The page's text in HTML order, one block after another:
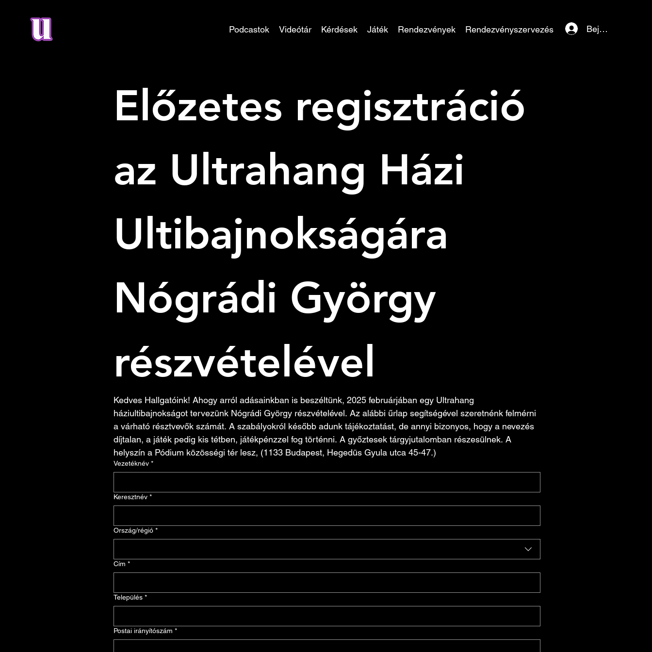
Podcastok Videótár Kérdések Játék Rendezvények Rendezvényszervezés Bejelentkezés
Előzetes regisztráció
az Ultrahang Házi
Ultibajnokságára
Nógrádi György
részvételével
Kedves Hallgatóink! Ahogy arról adásainkban is beszéltünk, 2025 februárjában egy Ultrahang
háziultibajnokságot tervezünk Nógrádi György részvételével. Az alábbi űrlap segítségével szeretnénk felmérni
a várható résztvevők számát. A szabályokról később adunk tájékoztatást, de annyi bizonyos, hogy a nevezés
díjtalan, a játék pedig kis tétben, játékpénzzel fog történni. A győztesek tárgyjutalomban részesülnek. A
helyszín a Pódium közösségi tér lesz, (1133 Budapest, Hegedüs Gyula utca 45-47.)
Vezetéknév *
Keresztnév *
Multi-line address
Ország/régió *
Cím *
Település *
Postai irányítószám *